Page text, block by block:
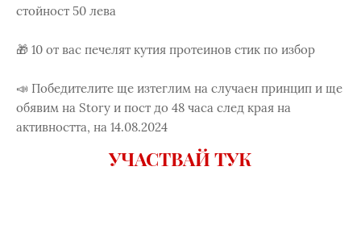
стойност 50 лева
🎁 10 от вас печелят кутия протеинов стик по избор
📣 Победителите ще изтеглим на случаен принцип и ще
обявим на Story и пост до 48 часа след края на
активността, на 14.08.2024
УЧАСТВАЙ ТУК